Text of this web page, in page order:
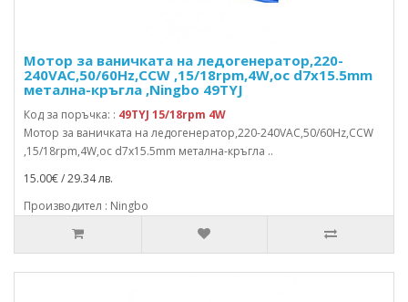
Мотор за ваничката на ледогенератор,220-
240VAC,50/60Hz,CCW ,15/18rpm,4W,ос d7x15.5mm
метална-кръгла ,Ningbo 49TYJ
Код за поръчка: : 49TYJ 15/18rpm 4W
Мотор за ваничката на ледогенератор,220-240VAC,50/60Hz,CCW
,15/18rpm,4W,ос d7x15.5mm метална-кръгла ..
15.00€ / 29.34 лв.
Производител : Ningbo